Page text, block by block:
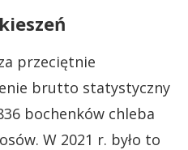
przeciętnie
brutto statystyczny
bochenków chleba
W 2021 r. było to